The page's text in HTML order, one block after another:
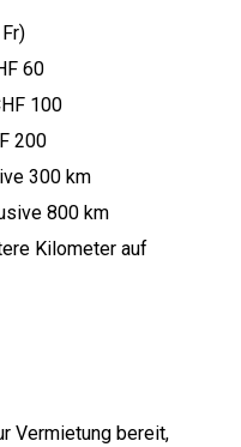
60
100
200
300 km
800 km
Kilometer auf
Vermietung bereit,